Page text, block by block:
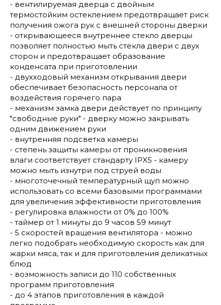
- вентилируемая дверца с двойным
термостойким остеклением предотвращает риск
получения ожога рук с внешней стороны дверки
- открывающееся внутреннее стекло дверцы
позволяет полностью мыть стекла двери с двух
сторон и предотвращает образование
конденсата при приготовлении
- двухходовый механизм открывания двери
обеспечивает безопасность персонала от
воздействия горячего пара
- механизм замка двери действует по принципу
"свободные руки" - дверку можно закрывать
одним движением руки
- внутренняя подсветка камеры
- степень защиты камеры от проникновения
влаги соответствует стандарту IPX5 - камеру
можно мыть изнутри под струей воды
- многоточечный температурный щуп можно
использовать со всеми базовыми программами
для увеличения эффективности приготовления
- регулировка влажности от 0% до 100%
- таймер от 1 минуты до 9 часов 59 минут
- 5 скоростей вращения вентилятора - можно
легко подобрать необходимую скорость как для
жарки мяса, так и для приготовления деликатных
блюд
- возможность записи до 110 собственных
программ приготовления
- до 4 этапов приготовления в каждой